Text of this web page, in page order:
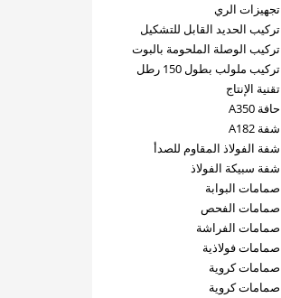
تجهيزات الري
تركيب الحديد القابل للتشكيل
تركيب الوصلة الملحومة بالبوت
تركيب ملولب بطول 150 رطل
تقنية الإنتاج
حافة A350
شفة A182
شفة الفولاذ المقاوم للصدأ
شفة سبيكة الفولاذ
صمامات البوابة
صمامات الفحص
صمامات الفراشة
صمامات فولاذية
صمامات كروية
صمامات كروية